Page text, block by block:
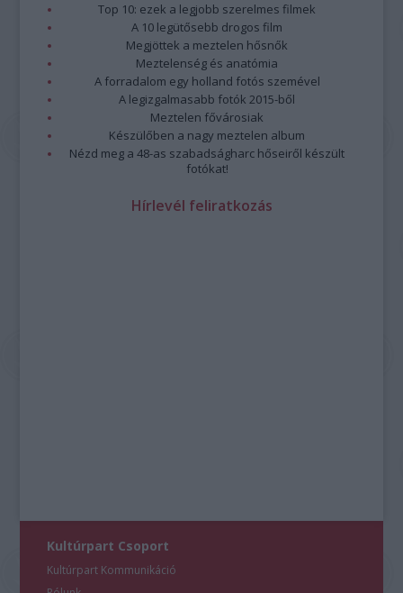
Top 10: ezek a legjobb szerelmes filmek
A 10 legütősebb drogos film
Megjöttek a meztelen hősnők
Meztelenség és anatómia
A forradalom egy holland fotós szemével
A legizgalmasabb fotók 2015-ből
Meztelen fővárosiak
Készülőben a nagy meztelen album
Nézd meg a 48-as szabadságharc hőseiről készült
fotókat!
Hírlevél feliratkozás
Kultúrpart Csoport
Kultúrpart Kommunikáció